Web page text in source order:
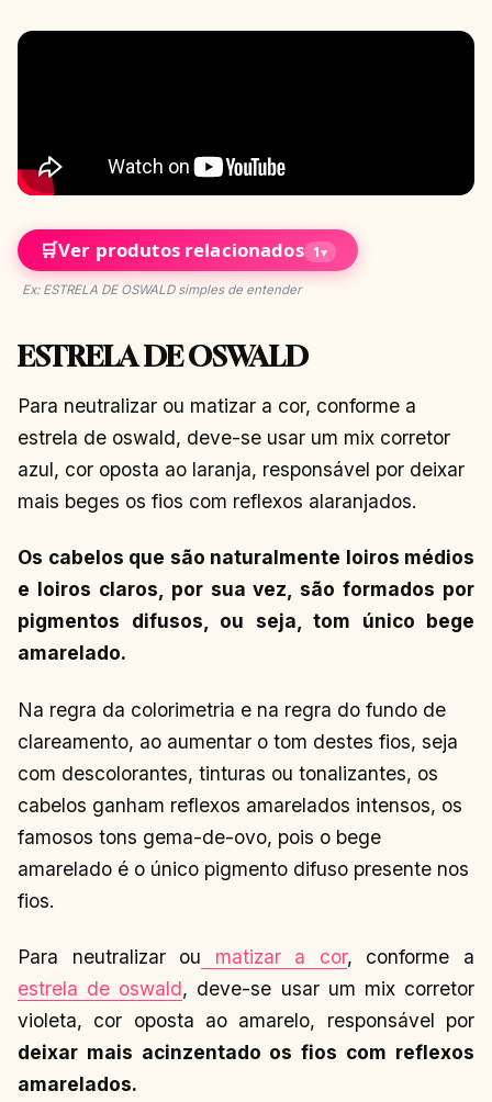
🛒Ver produtos relacionados 1▾
Ex: ESTRELA DE OSWALD simples de entender
ESTRELA DE OSWALD
Para neutralizar ou matizar a cor, conforme a
estrela de oswald, deve-se usar um mix corretor
azul, cor oposta ao laranja, responsável por deixar
mais beges os fios com reflexos alaranjados.
Os cabelos que são naturalmente loiros médios
e loiros claros, por sua vez, são formados por
pigmentos difusos, ou seja, tom único bege
amarelado.
Na regra da colorimetria e na regra do fundo de
clareamento, ao aumentar o tom destes fios, seja
com descolorantes, tinturas ou tonalizantes, os
cabelos ganham reflexos amarelados intensos, os
famosos tons gema-de-ovo, pois o bege
amarelado é o único pigmento difuso presente nos
fios.
Para neutralizar ou matizar a cor, conforme a
estrela de oswald, deve-se usar um mix corretor
violeta, cor oposta ao amarelo, responsável por
deixar mais acinzentado os fios com reflexos
amarelados.